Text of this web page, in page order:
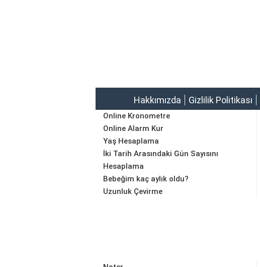
Hakkımızda Gizlilik Politikası
Online Kronometre
Online Alarm Kur
Yaş Hesaplama
İki Tarih Arasındaki Gün Sayısını
Hesaplama
Bebeğim kaç aylık oldu?
Uzunluk Çevirme